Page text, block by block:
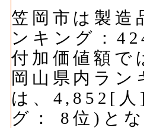
笠岡市は製
ンキング：
付加価値額
岡山県内ラ
は、4,852[人
グ： 8位)と